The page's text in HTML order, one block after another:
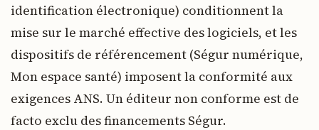
identification électronique) conditionnent la
mise sur le marché effective des logiciels, et les
dispositifs de référencement (Ségur numérique,
Mon espace santé) imposent la conformité aux
exigences ANS. Un éditeur non conforme est de
facto exclu des financements Ségur.